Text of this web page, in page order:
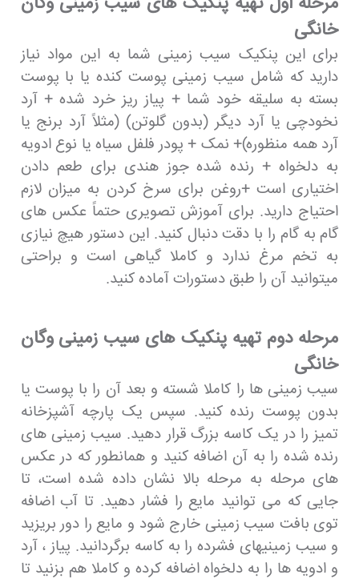
خانگی
برای این پنکیک سیب زمینی شما به این مواد نیاز
دارید که شامل سیب زمینی پوست کنده یا با پوست
بسته به سلیقه خود شما + پیاز ریز خرد شده + آرد
نخودچی یا آرد دیگر (بدون گلوتن) (مثلاً آرد برنج یا
آرد همه منظوره)+ نمک + پودر فلفل سیاه یا نوع ادویه
به دلخواه + رنده شده جوز هندی برای طعم دادن
اختیاری است +روغن برای سرخ کردن به میزان لازم
احتیاج دارید. برای آموزش تصویری حتماً عکس های
گام به گام را با دقت دنبال کنید. این دستور هیچ نیازی
به تخم مرغ ندارد و کاملا گیاهی است و براحتی
میتوانید آن را طبق دستورات آماده کنید.
مرحله دوم تهیه پنکیک های سیب زمینی وگان
خانگی
سیب زمینی ها را کاملا شسته و بعد آن را با پوست یا
بدون پوست رنده کنید. سپس یک پارچه آشپزخانه
تمیز را در یک کاسه بزرگ قرار دهید. سیب زمینی های
رنده شده را به آن اضافه کنید و همانطور که در عکس
های مرحله به مرحله بالا نشان داده شده است، تا
جایی که می توانید مایع را فشار دهید. تا آب اضافه
توی بافت سیب زمینی خارج شود و مایع را دور بریزید
و سیب زمینیهای فشرده را به کاسه برگردانید. پیاز ، آرد
و ادویه ها را به دلخواه اضافه کرده و کاملا هم بزنید تا